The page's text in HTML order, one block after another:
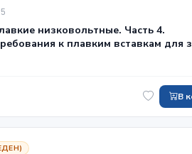
низковольтные. Часть 4.
к плавким вставкам для
устройств
В